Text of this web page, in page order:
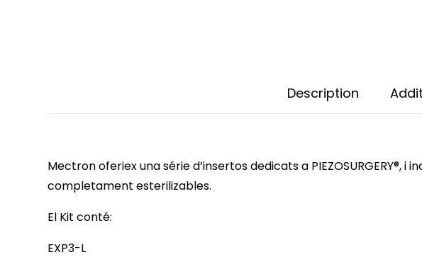
Description
Mectron oferiex una série d’insertos dedicats a
completament esterilizables.
El Kit conté:
EXP3-L